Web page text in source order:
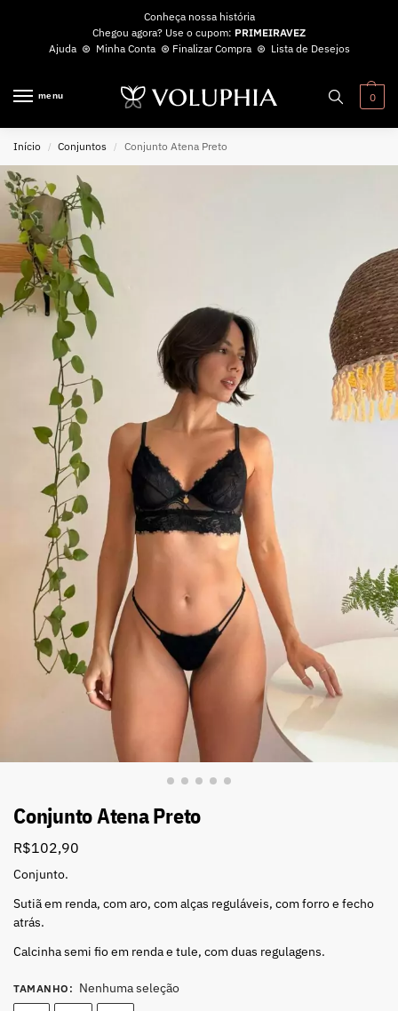
Conheça nossa história
Chegou agora? Use o cupom: PRIMEIRAVEZ
Ajuda⊛ Minha Conta⊛ Finalizar Compra⊛ Lista de Desejos
menu 0
Início / Conjuntos / Conjunto Atena Preto
Conjunto Atena Preto
R$102,90
Conjunto.
Sutiã em renda, com aro, com alças reguláveis, com forro e fecho
atrás.
Calcinha semi fio em renda e tule, com duas regulagens.
TAMANHO : Nenhuma seleção